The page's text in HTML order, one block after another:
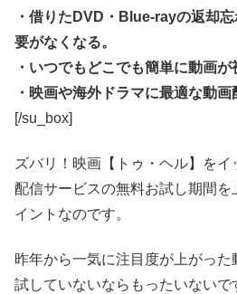
・借りたDVD・Blue-rayの返却
要がなくなる。
・いつでもどこでも簡単に動画が
・映画や海外ドラマに最適な動画
[/su_box]
ズバリ！映画【トゥ・ヘル】を
配信サービスの無料お試し期間
イントなのです。
昨年から一気に注目度が上がっ
試していないならもったいないで